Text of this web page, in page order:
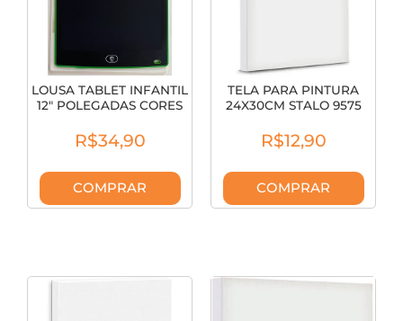
LOUSA TABLET INFANTIL
12" POLEGADAS CORES
R$34,90
COMPRAR
TELA PARA PINTURA
24X30CM STALO 9575
R$12,90
COMPRAR